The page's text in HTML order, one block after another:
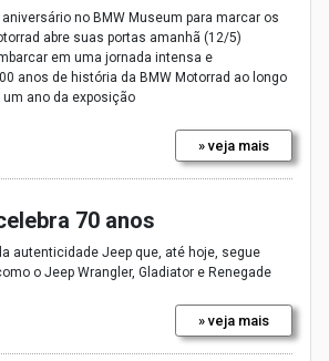
no BMW Museum para marcar os
abre suas portas amanhã (12/5)
em uma jornada intensa e
anos de história da BMW Motorrad ao longo
ano da exposição
» veja mais
70 anos
autenticidade Jeep que, até hoje, segue
o Jeep Wrangler, Gladiator e Renegade
» veja mais